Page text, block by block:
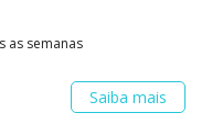
as semanas
Saiba mais